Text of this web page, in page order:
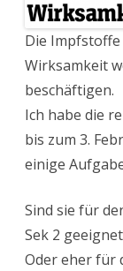
Die
Wirksamkeit
beschäftigen.
Ich habe die
bis zum 3.
einige
Sind sie für
Sek 2
Oder eher für